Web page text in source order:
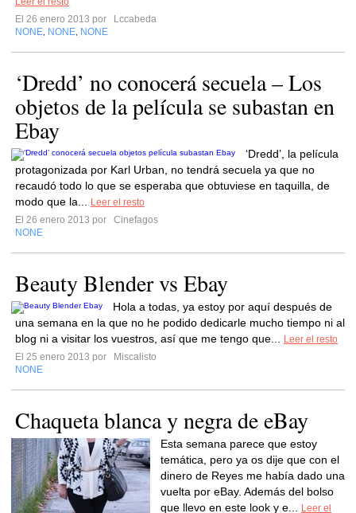
El 26 enero 2013 por
Lccabeda
NONE NONE NONE
‘Dredd’ no conocerá secuela – Los
objetos de la película se subastan en
Ebay
‘Dredd’, la película
protagonizada por Karl Urban, no tendrá secuela ya que no
recaudó todo lo que se esperaba que obtuviese en taquilla, de
modo que la...
Leer el resto
El 26 enero 2013 por
Cinefagos
NONE
Beauty Blender vs Ebay
Hola a todas, ya estoy por aquí después de
una semana en la que no he podido dedicarle mucho tiempo ni al
blog ni a visitar los vuestros, así que me tengo que...
Leer el resto
El 25 enero 2013 por
Miscalisto
NONE
Chaqueta blanca y negra de eBay
Esta semana parece que estoy
temática, pero ya os dije que con el
dinero de Reyes me había dado una
vuelta por eBay. Además del bolso
que llevo en este look y e...
Leer el